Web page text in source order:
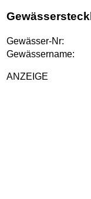
Gewässer-Nr:
Gewässername:
ANZEIGE